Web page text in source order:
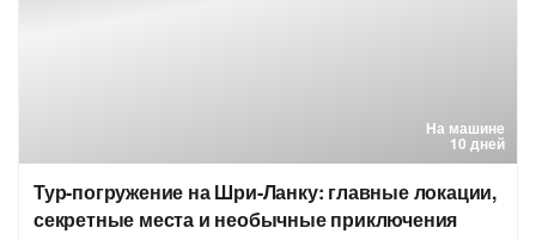
На машине
10 дней
Тур-погружение на Шри-Ланку: главные локации,
секретные места и необычные приключения